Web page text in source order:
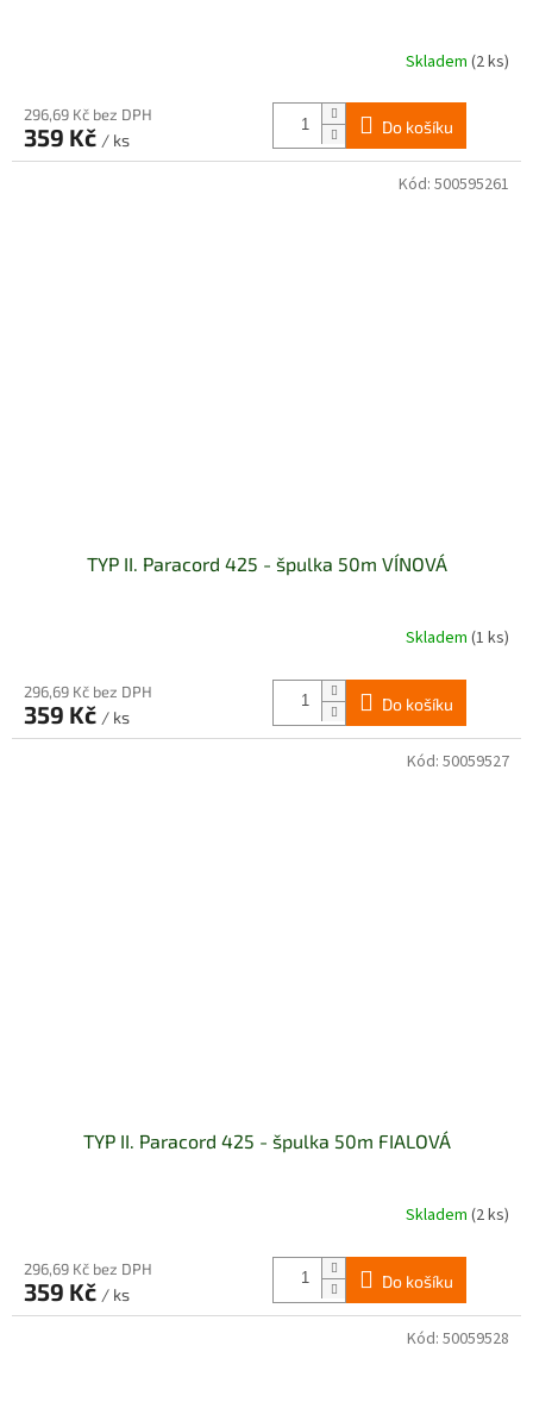
Skladem (2 ks)
296,69 Kč bez DPH
359 Kč / ks
Do košíku
TYP II. Paracord 425 - špulka 50m VÍNOVÁ
Skladem (1 ks)
296,69 Kč bez DPH
359 Kč / ks
Do košíku
Kód: 500595261
TYP II. Paracord 425 - špulka 50m FIALOVÁ
Skladem (2 ks)
296,69 Kč bez DPH
359 Kč / ks
Do košíku
Kód: 50059527
Kód: 50059528